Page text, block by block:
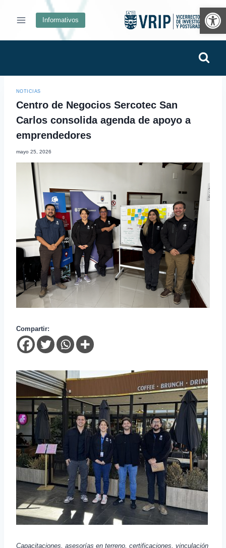
Informativos
NOTICIAS
Centro de Negocios Sercotec San
Carlos consolida agenda de apoyo a
emprendedores
mayo 25, 2026
Compartir:
Capacitaciones, asesorías en terreno, certificaciones, vinculación